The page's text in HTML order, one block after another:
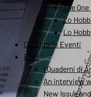
The
Lo
Lo
Calendario Eventi
ENG
I Quaderni di
An interview
New Issue